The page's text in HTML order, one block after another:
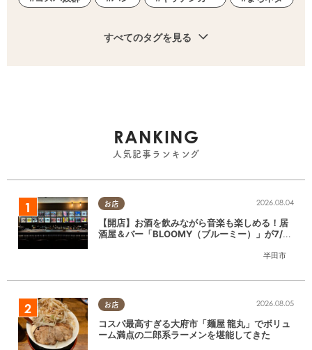
すべてのタグを見る
RANKING
人気記事ランキング
お店
半田市
2026.08.04
【開店】お酒を飲みながら音楽も楽しめる！居
酒屋＆バー「BLOOMY（ブルーミー）」が7/3
お店 2026.08.05
コスパ最高すぎる大府市「麺屋 龍丸」でボリュ
ーム満点の二郎系ラーメンを堪能してきた